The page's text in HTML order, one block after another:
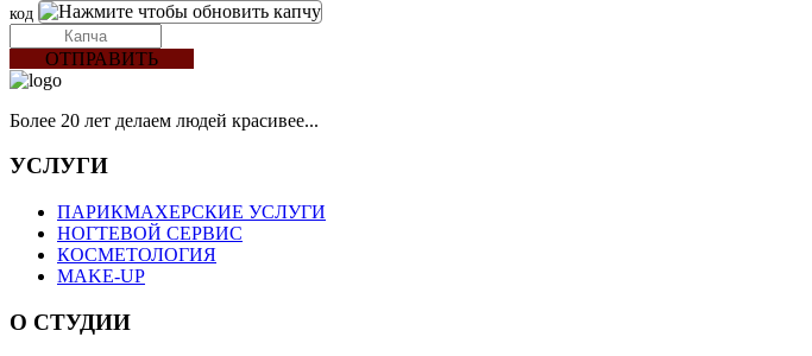
код
ОТПРАВИТЬ
Более 20 лет делаем людей красивее...
УСЛУГИ
ПАРИКМАХЕРСКИЕ УСЛУГИ
НОГТЕВОЙ СЕРВИС
КОСМЕТОЛОГИЯ
MAKE-UP
О СТУДИИ